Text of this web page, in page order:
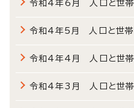
令和4年6月 人口と世帯
令和4年5月 人口と世帯
令和4年4月 人口と世帯
令和4年3月 人口と世帯